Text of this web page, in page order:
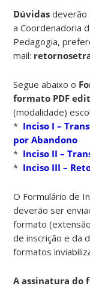
Dúvidas deverão
a Coordenadoria
Pedagogia,
mail:
Segue abaixo o
formato PDF
(modalidade)
* Inciso I –
por Abandono
* Inciso II –
* Inciso III –
O Formulário de
deverão ser
formato
de inscrição e da
formatos
A assinatura do